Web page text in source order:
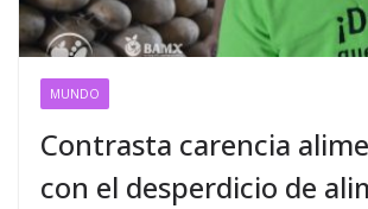
MUNDO
Contrasta carencia
con el desperdicio de